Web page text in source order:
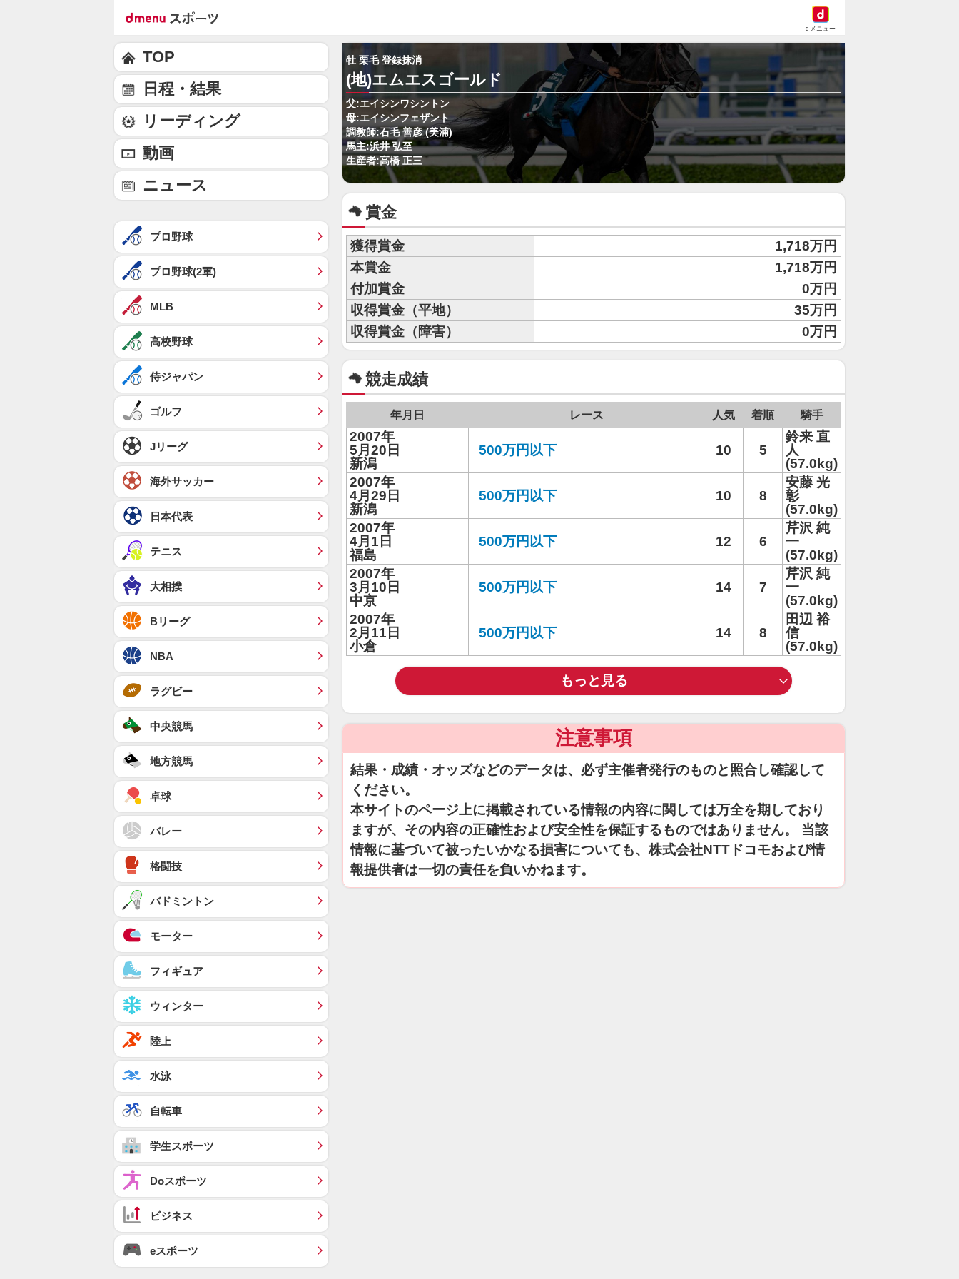
dメニュー
牡 栗毛 登録抹消
(地)エムエスゴールド
父:エイシンワシントン
母:エイシンフェザント
調教師:石毛 善彦 (美浦)
馬主:浜井 弘至
生産者:高橋 正三
賞金
獲得賞金
1,718万円
本賞金
1,718万円
付加賞金
0万円
収得賞金（平地）
35万円
収得賞金（障害）
0万円
競走成績
年月日 レース 人気 着順 騎手
2007年
5月20日
新潟
500万円以下 10 5
鈴来 直
人
(57.0kg)
2007年
4月29日
新潟
500万円以下 10 8
安藤 光
彰
(57.0kg)
2007年
4月1日
福島
500万円以下 12 6
芹沢 純
一
(57.0kg)
2007年
3月10日
中京
500万円以下 14 7
芹沢 純
一
(57.0kg)
2007年
2月11日
小倉
500万円以下 14 8
田辺 裕
信
(57.0kg)
もっと見る
注意事項
結果・成績・オッズなどのデータは、必ず主催者発行のものと照合し確認して
ください。
本サイトのページ上に掲載されている情報の内容に関しては万全を期しており
ますが、その内容の正確性および安全性を保証するものではありません。 当該
情報に基づいて被ったいかなる損害についても、株式会社NTTドコモおよび情
報提供者は一切の責任を負いかねます。
TOP
日程・結果
リーディング
動画
ニュース
プロ野球
プロ野球(2軍)
MLB
高校野球
侍ジャパン
ゴルフ
Jリーグ
海外サッカー
日本代表
テニス
大相撲
Bリーグ
NBA
ラグビー
中央競馬
地方競馬
卓球
バレー
格闘技
バドミントン
モーター
フィギュア
ウィンター
陸上
水泳
自転車
学生スポーツ
Doスポーツ
ビジネス
eスポーツ